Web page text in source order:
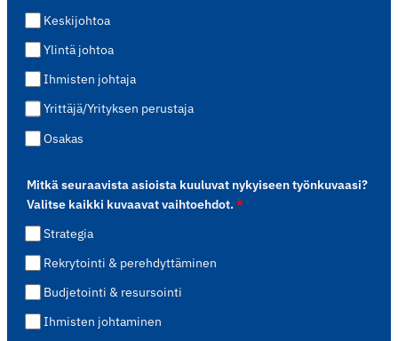
Keskijohtoa
Ylintä johtoa
Ihmisten johtaja
Yrittäjä/Yrityksen perustaja
Osakas
Mitkä seuraavista asioista kuuluvat nykyiseen työnkuvaasi?
Valitse kaikki kuvaavat vaihtoehdot.*
Strategia
Rekrytointi & perehdyttäminen
Budjetointi & resursointi
Ihmisten johtaminen